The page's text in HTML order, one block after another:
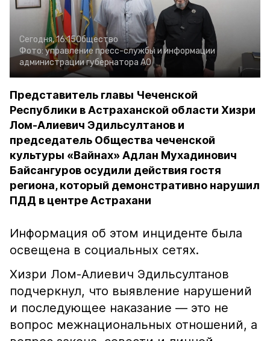
Сегодня, 16:15Общество
Фото: управление пресс-службы и информации
администрации губернатора АО
Представитель главы Чеченской
Республики в Астраханской области Хизри
Лом-Алиевич Эдильсултанов и
председатель Общества чеченской
культуры «Вайнах» Адлан Мухадинович
Байсангуров осудили действия гостя
региона, который демонстративно нарушил
ПДД в центре Астрахани
Информация об этом инциденте была
освещена в социальных сетях.
Хизри Лом-Алиевич Эдильсултанов
подчеркнул, что выявление нарушений
и последующее наказание — это не
вопрос межнациональных отношений, а